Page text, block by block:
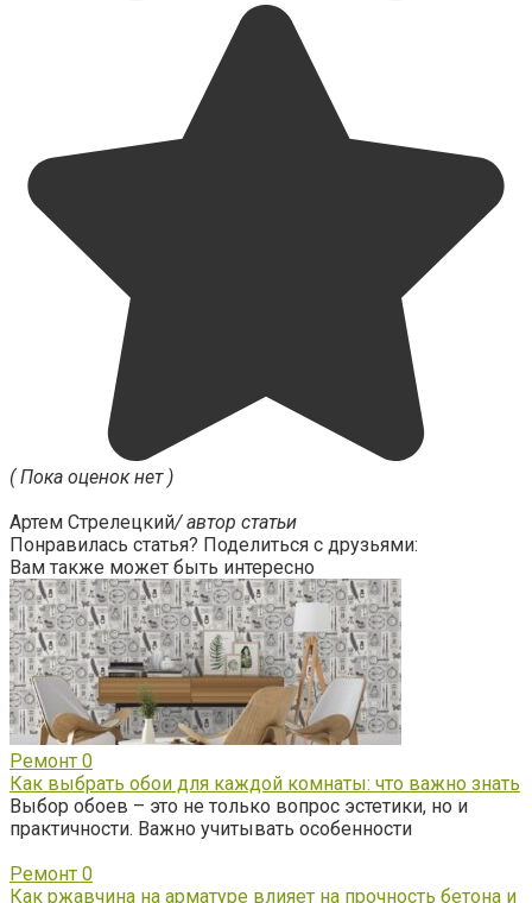
( Пока оценок нет )
Артем Стрелецкий/ автор статьи
Понравилась статья? Поделиться с друзьями:
Вам также может быть интересно
Ремонт 0
Как выбрать обои для каждой комнаты: что важно знать
Выбор обоев – это не только вопрос эстетики, но и
практичности. Важно учитывать особенности
Ремонт 0
Как ржавчина на арматуре влияет на прочность бетона и